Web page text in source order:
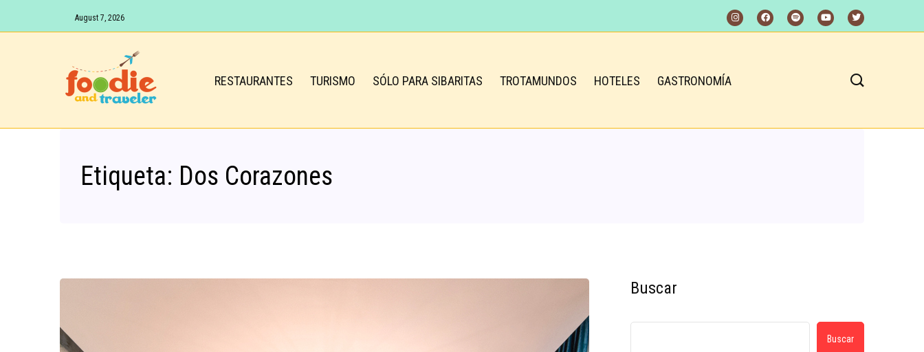
August 7, 2026
RESTAURANTES TURISMO SÓLO PARA SIBARITAS TROTAMUNDOS HOTELES GASTRONOMÍA
Etiqueta: Dos Corazones
Buscar
Buscar